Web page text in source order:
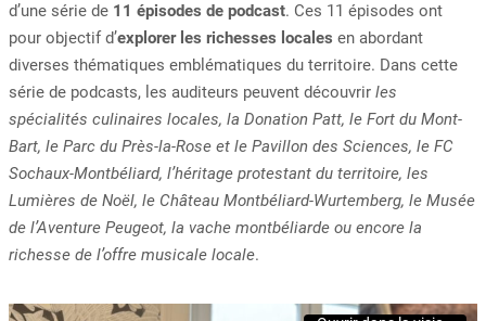
d’une série de 11 épisodes de podcast. Ces 11 épisodes ont
pour objectif d’explorer les richesses locales en abordant
diverses thématiques emblématiques du territoire. Dans cette
série de podcasts, les auditeurs peuvent découvrir les
spécialités culinaires locales, la Donation Patt, le Fort du Mont-
Bart, le Parc du Près-la-Rose et le Pavillon des Sciences, le FC
Sochaux-Montbéliard, l’héritage protestant du territoire, les
Lumières de Noël, le Château Montbéliard-Wurtemberg, le Musée
de l’Aventure Peugeot, la vache montbéliarde ou encore la
richesse de l’offre musicale locale.